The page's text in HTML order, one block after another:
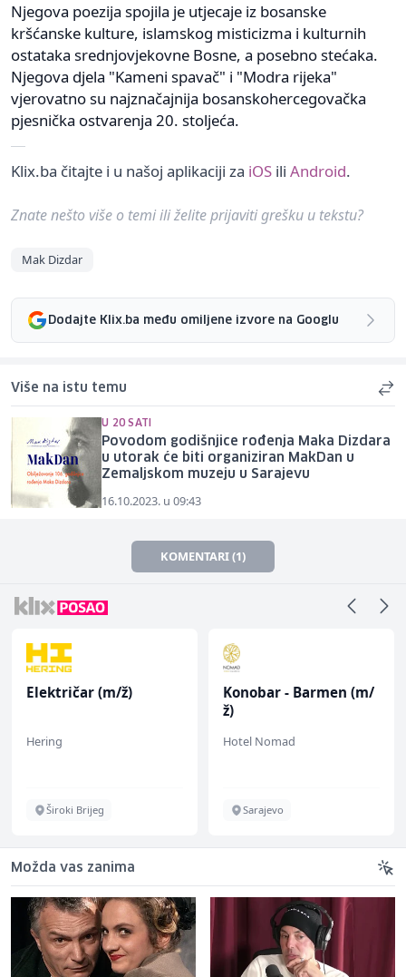
Njegova poezija spojila je utjecaje iz bosanske
kršćanske kulture, islamskog misticizma i kulturnih
ostataka srednjovjekovne Bosne, a posebno stećaka.
Njegova djela "Kameni spavač" i "Modra rijeka"
vjerovatno su najznačajnija bosanskohercegovačka
pjesnička ostvarenja 20. stoljeća.
Klix.ba čitajte i u našoj aplikaciji za iOS ili Android.
Znate nešto više o temi ili želite prijaviti grešku u tekstu?
Mak Dizdar
Dodajte Klix.ba među omiljene izvore na Googlu
Više na istu temu
U 20 SATI
Povodom godišnjice rođenja Maka Dizdara
u utorak će biti organiziran MakDan u
Zemaljskom muzeju u Sarajevu
16.10.2023. u 09:43
KOMENTARI (1)
Električar (m/ž)
Hering
Široki Brijeg
Konobar - Barmen (m/
ž)
Hotel Nomad
Sarajevo
Možda vas zanima